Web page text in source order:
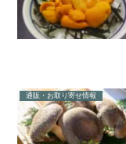
通販・お取り寄せ情報